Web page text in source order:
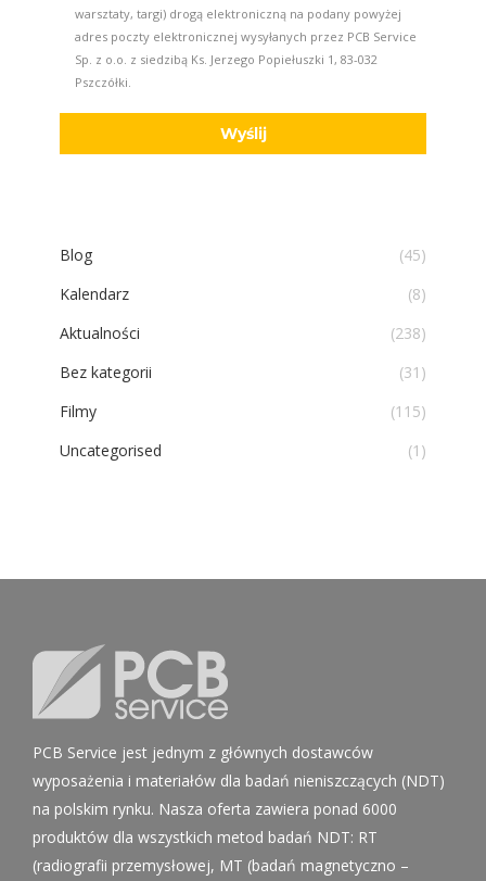
warsztaty, targi) drogą elektroniczną na podany powyżej
adres poczty elektronicznej wysyłanych przez PCB Service
Sp. z o.o. z siedzibą Ks. Jerzego Popiełuszki 1, 83-032
Pszczółki.
Blog
(45)
Kalendarz
(8)
Aktualności
(238)
Bez kategorii
(31)
Filmy
(115)
Uncategorised
(1)
PCB Service jest jednym z głównych dostawców
wyposażenia i materiałów dla badań nieniszczących (NDT)
na polskim rynku. Nasza oferta zawiera ponad 6000
produktów dla wszystkich metod badań NDT: RT
(radiografii przemysłowej, MT (badań magnetyczno –